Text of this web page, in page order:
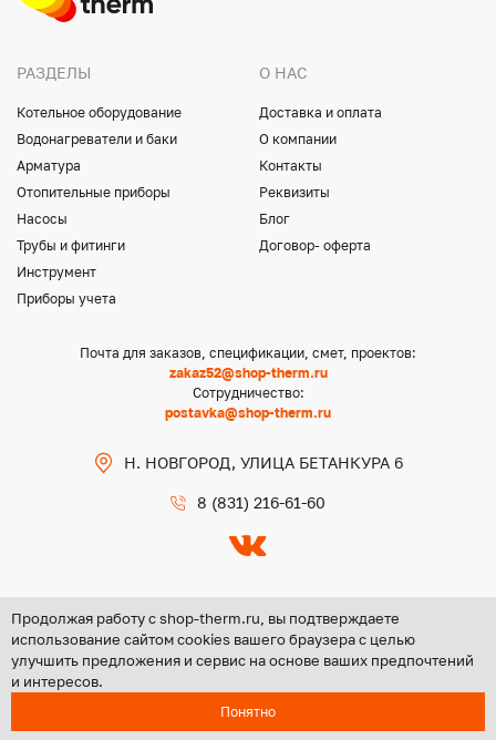
РАЗДЕЛЫ
Котельное оборудование
Водонагреватели и баки
Арматура
Отопительные приборы
Насосы
Трубы и фитинги
Инструмент
Приборы учета
О НАС
Доставка и оплата
О компании
Контакты
Реквизиты
Блог
Договор- оферта
Почта для заказов, спецификации, смет, проектов:
zakaz52@shop-therm.ru
Сотрудничество:
postavka@shop-therm.ru
Н. НОВГОРОД, УЛИЦА БЕТАНКУРА 6
8 (831) 216-61-60
Copyright @ 2026 ООО «ЦЕНТР ГРУПП НН»
Политика конфиденциальности
Продолжая работу с shop-therm.ru, вы подтверждаете
использование сайтом cookies вашего браузера с целью
улучшить предложения и сервис на основе ваших предпочтений
и интересов.
Понятно